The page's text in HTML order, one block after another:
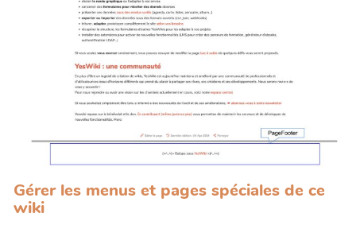
Gérer les menus et pages spéciales de ce
wiki